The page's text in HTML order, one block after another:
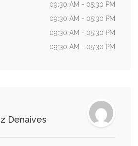
09:30 AM - 05:30 PM
09:30 AM - 05:30 PM
09:30 AM - 05:30 PM
09:30 AM - 05:30 PM
Denaives